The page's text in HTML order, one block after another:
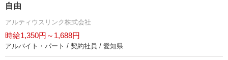
自由
アルティウスリンク株式会社
時給1,350円～1,688円
アルバイト・パート / 契約社員 / 愛知県